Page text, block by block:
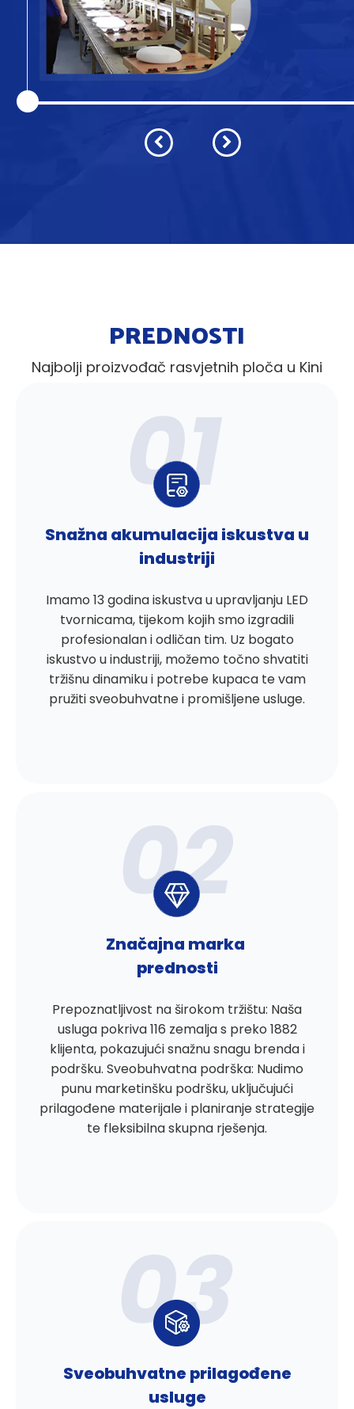
PREDNOSTI
Najbolji proizvođač rasvjetnih ploča u Kini
Snažna akumulacija iskustva u
industriji
Imamo 13 godina iskustva u upravljanju LED
tvornicama, tijekom kojih smo izgradili
profesionalan i odličan tim. Uz bogato
iskustvo u industriji, možemo točno shvatiti
tržišnu dinamiku i potrebe kupaca te vam
pružiti sveobuhvatne i promišljene usluge.
Značajna marka
prednosti
Prepoznatljivost na širokom tržištu: Naša
usluga pokriva 116 zemalja s preko 1882
klijenta, pokazujući snažnu snagu brenda i
podršku. Sveobuhvatna podrška: Nudimo
punu marketinšku podršku, uključujući
prilagođene materijale i planiranje strategije
te fleksibilna skupna rješenja.
Sveobuhvatne prilagođene
usluge